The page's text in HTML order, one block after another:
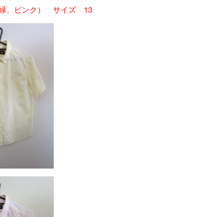
、ピンク） サイズ 13